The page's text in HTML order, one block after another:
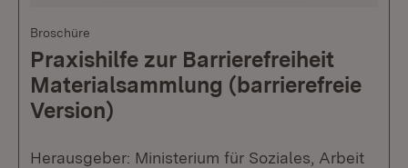
Broschüre
Praxishilfe zur Barrierefreiheit
Materialsammlung (barrierefreie
Version)
Herausgeber: Ministerium für Soziales, Arbeit